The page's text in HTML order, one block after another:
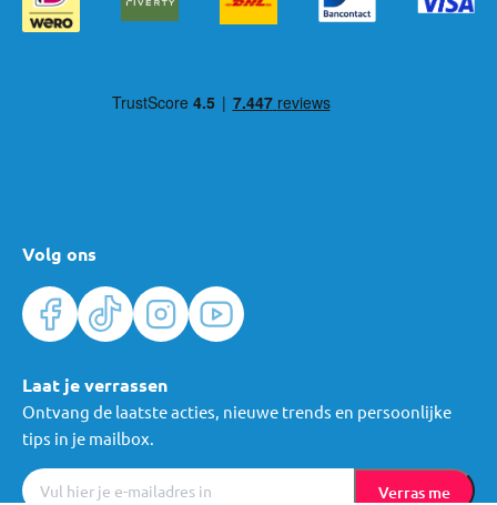
Volg ons
Laat je verrassen
Ontvang de laatste acties, nieuwe trends en persoonlijke
tips in je mailbox.
Verras me